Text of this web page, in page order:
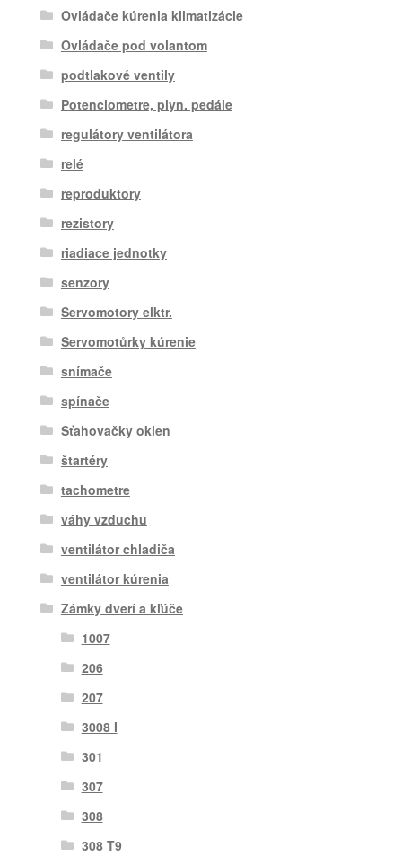
Ovládače kúrenia klimatizácie
Ovládače pod volantom
podtlakové ventily
Potenciometre, plyn. pedále
regulátory ventilátora
relé
reproduktory
rezistory
riadiace jednotky
senzory
Servomotory elktr.
Servomotůrky kúrenie
snímače
spínače
Sťahovačky okien
štartéry
tachometre
váhy vzduchu
ventilátor chladiča
ventilátor kúrenia
Zámky dverí a kľúče
1007
206
207
3008 I
301
307
308
308 T9